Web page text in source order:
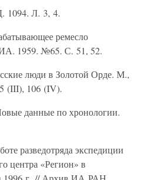
1094. Л. 3, 4.
ремесло
1959. №65. С. 51, 52.
люди в Золотой Орде. М.,
(III), 106 (IV).
данные по хронологии.
разведотряда экспедиции
центра «Регион» в